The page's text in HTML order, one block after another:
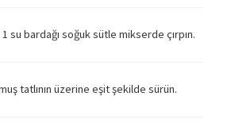
su bardağı soğuk sütle mikserde çırpın.
tatlının üzerine eşit şekilde sürün.